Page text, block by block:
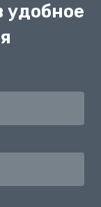
удобное